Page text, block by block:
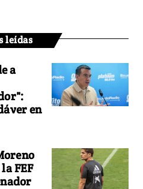
leídas
a
en
FEF